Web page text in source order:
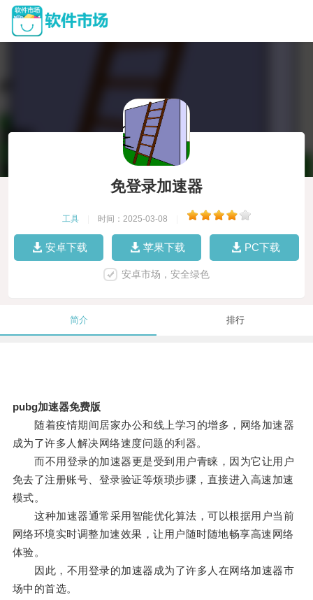
免登录加速器
工具 时间：2025-03-08
安卓下载 苹果下载 PC下载
安卓市场，安全绿色
简介 排行
pubg加速器免费版
随着疫情期间居家办公和线上学习的增多，网络加速器
成为了许多人解决网络速度问题的利器。
而不用登录的加速器更是受到用户青睐，因为它让用户
免去了注册账号、登录验证等烦琐步骤，直接进入高速加速
模式。
这种加速器通常采用智能优化算法，可以根据用户当前
网络环境实时调整加速效果，让用户随时随地畅享高速网络
体验。
因此，不用登录的加速器成为了许多人在网络加速器市
场中的首选。